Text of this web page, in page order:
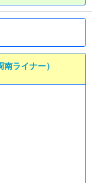
ライナー）